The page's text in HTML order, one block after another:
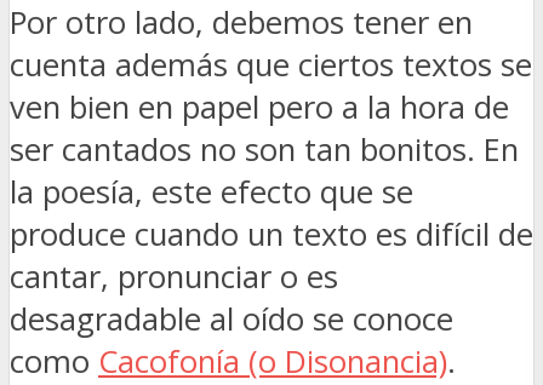
Por otro lado, debemos tener en
cuenta además que ciertos textos se
ven bien en papel pero a la hora de
ser cantados no son tan bonitos. En
la poesía, este efecto que se
produce cuando un texto es difícil de
cantar, pronunciar o es
desagradable al oído se conoce
como Cacofonía (o Disonancia).